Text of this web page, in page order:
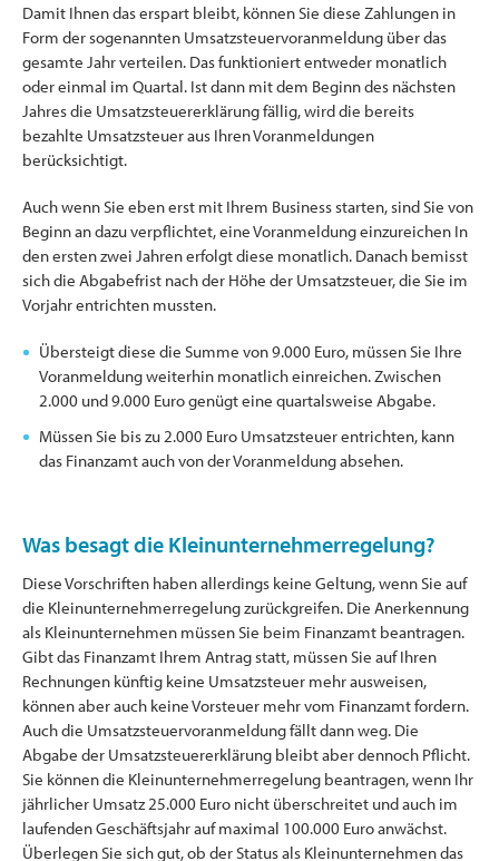
Damit Ihnen das erspart bleibt, können Sie diese Zahlungen in
Form der sogenannten Umsatzsteuervoranmeldung über das
gesamte Jahr verteilen. Das funktioniert entweder monatlich
oder einmal im Quartal. Ist dann mit dem Beginn des nächsten
Jahres die Umsatzsteuererklärung fällig, wird die bereits
bezahlte Umsatzsteuer aus Ihren Voranmeldungen
berücksichtigt.
Auch wenn Sie eben erst mit Ihrem Business starten, sind Sie von
Beginn an dazu verpflichtet, eine Voranmeldung einzureichen In
den ersten zwei Jahren erfolgt diese monatlich. Danach bemisst
sich die Abgabefrist nach der Höhe der Umsatzsteuer, die Sie im
Vorjahr entrichten mussten.
Übersteigt diese die Summe von 9.000 Euro, müssen Sie Ihre
Voranmeldung weiterhin monatlich einreichen. Zwischen
2.000 und 9.000 Euro genügt eine quartalsweise Abgabe.
Müssen Sie bis zu 2.000 Euro Umsatzsteuer entrichten, kann
das Finanzamt auch von der Voranmeldung absehen.
Was besagt die Kleinunternehmerregelung?
Diese Vorschriften haben allerdings keine Geltung, wenn Sie auf
die Kleinunternehmerregelung zurückgreifen. Die Anerkennung
als Kleinunternehmen müssen Sie beim Finanzamt beantragen.
Gibt das Finanzamt Ihrem Antrag statt, müssen Sie auf Ihren
Rechnungen künftig keine Umsatzsteuer mehr ausweisen,
können aber auch keine Vorsteuer mehr vom Finanzamt fordern.
Auch die Umsatzsteuervoranmeldung fällt dann weg. Die
Abgabe der Umsatzsteuererklärung bleibt aber dennoch Pflicht.
Sie können die Kleinunternehmerregelung beantragen, wenn Ihr
jährlicher Umsatz 25.000 Euro nicht überschreitet und auch im
laufenden Geschäftsjahr auf maximal 100.000 Euro anwächst.
Überlegen Sie sich gut, ob der Status als Kleinunternehmen das